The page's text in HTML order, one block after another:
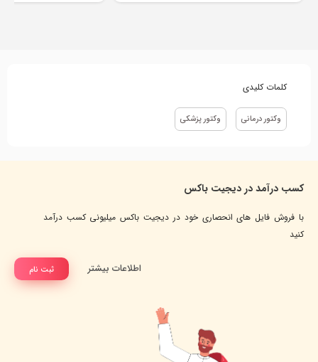
کلمات کلیدی
وکتور درمانی وکتور پزشکی
کسب درآمد در دیجیت باکس
با فروش فایل های انحصاری خود در دیجیت باکس میلیونی کسب درآمد
کنید
ثبت نام اطلاعات بیشتر